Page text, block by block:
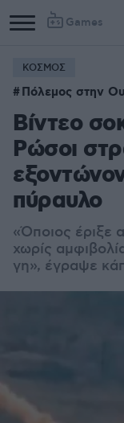
Games
ΚΟΣΜΟΣ
Πόλεμος στην
Βίντεο
Ρώσοι
πύραυλο
«Όποιος έριξε
χωρίς
γη», έγραψε